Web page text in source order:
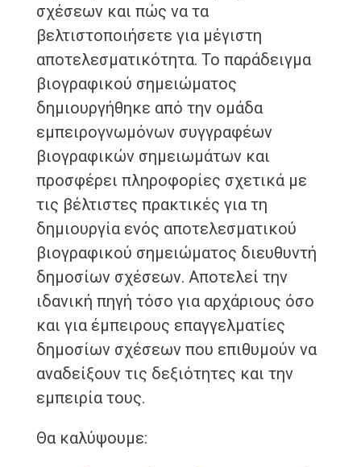
σχέσεων και πώς να τα
βελτιστοποιήσετε για μέγιστη
αποτελεσματικότητα. Το παράδειγμα
βιογραφικού σημειώματος
δημιουργήθηκε από την ομάδα
εμπειρογνωμόνων συγγραφέων
βιογραφικών σημειωμάτων και
προσφέρει πληροφορίες σχετικά με
τις βέλτιστες πρακτικές για τη
δημιουργία ενός αποτελεσματικού
βιογραφικού σημειώματος διευθυντή
δημοσίων σχέσεων. Αποτελεί την
ιδανική πηγή τόσο για αρχάριους όσο
και για έμπειρους επαγγελματίες
δημοσίων σχέσεων που επιθυμούν να
αναδείξουν τις δεξιότητες και την
εμπειρία τους.
Θα καλύψουμε: